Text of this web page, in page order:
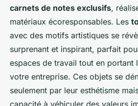
carnets de notes exclusifs,
matériaux écoresponsables. Les
avec des motifs artistiques se
surprenant et inspirant, parfait
espaces de travail tout en portant
votre entreprise. Ces objets se
seulement par leur esthétisme